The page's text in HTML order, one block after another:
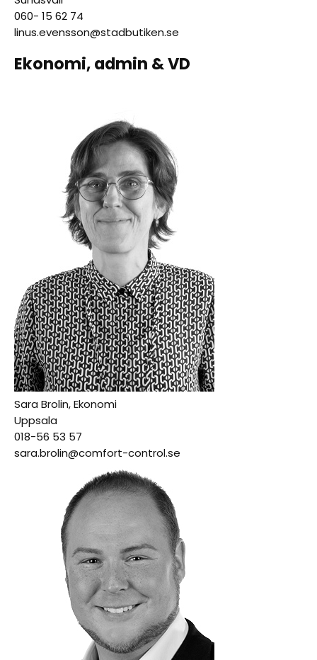
060- 15 62 74
linus.evensson@stadbutiken.se
Ekonomi, admin & VD
Sara Brolin, Ekonomi
Uppsala
018-56 53 57
sara.brolin@comfort-control.se